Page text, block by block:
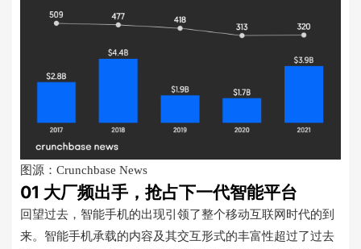
图源：Crunchbase News
01 大厂频出手，抢占下一代智能平台
回望过去，智能手机的出现引领了整个移动互联网时代的到
来。智能手机承载的内容及其交互形式的丰富性超过了过去